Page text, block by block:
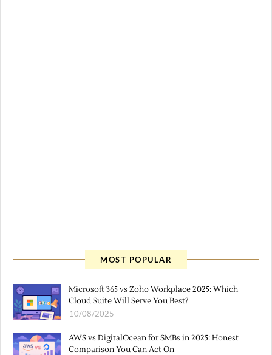
MOST POPULAR
Microsoft 365 vs Zoho Workplace 2025: Which
Cloud Suite Will Serve You Best?
10/08/2025
AWS vs DigitalOcean for SMBs in 2025: Honest
Comparison You Can Act On